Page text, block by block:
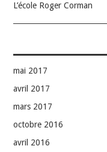
L’école Roger Corman
mai 2017
avril 2017
mars 2017
octobre 2016
avril 2016